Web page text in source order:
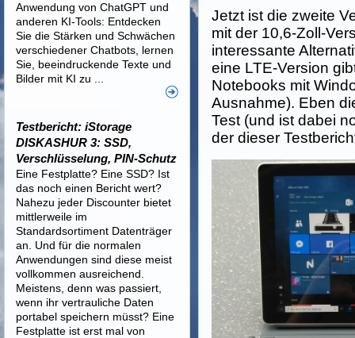
Jetzt ist die zweite
mit der 10,6-Zoll-
interessante
eine LTE-Version
Notebooks mit
Ausnahme). Eben
Test (und ist dabei
der dieser
Anwendung von ChatGPT und
anderen KI-Tools: Entdecken
Sie die Stärken und Schwächen
verschiedener Chatbots, lernen
Sie, beeindruckende Texte und
Bilder mit KI zu ...
Testbericht: iStorage
DISKASHUR 3: SSD,
Verschlüsselung, PIN-Schutz
Eine Festplatte? Eine SSD? Ist
das noch einen Bericht wert?
Nahezu jeder Discounter bietet
mittlerweile im
Standardsortiment Datenträger
an. Und für die normalen
Anwendungen sind diese meist
vollkommen ausreichend.
Meistens, denn was passiert,
wenn ihr vertrauliche Daten
portabel speichern müsst? Eine
Festplatte ist erst mal von